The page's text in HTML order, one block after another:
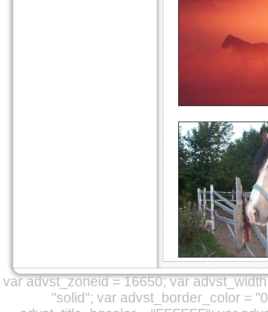
var advst_zoneid = 16650; var
"solid"; var advst_border_color =